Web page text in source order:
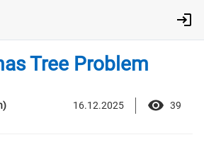
Tree Problem
16.12.2025 39